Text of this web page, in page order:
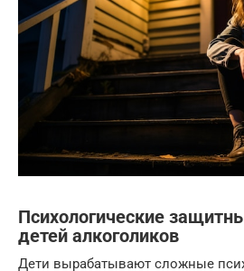
Психологические
детей алкоголиков
Дети вырабатывают сложные